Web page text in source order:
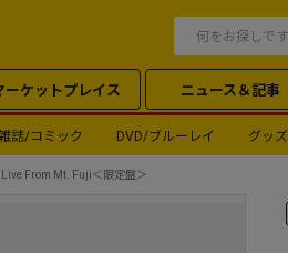
ーケットプレイス ニュース＆記事
誌/コミック DVD/ブルーレイ グッズ
Live From Mt. Fuji＜限定盤＞